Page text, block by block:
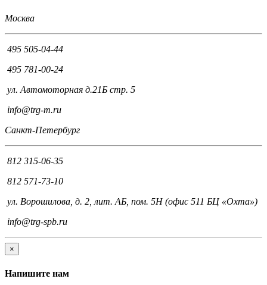
Москва
495 505-04-44
495 781-00-24
ул. Автомоторная д.21Б стр. 5
info@trg-m.ru
Санкт-Петербург
812 315-06-35
812 571-73-10
ул. Ворошилова, д. 2, лит. АБ, пом. 5Н (офис 511 БЦ «Охта»)
info@trg-spb.ru
×
Напишите нам